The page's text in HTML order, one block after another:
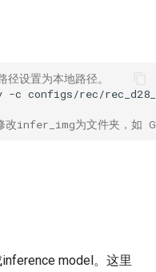
设置为本地路径。
-c configs/rec/
修改infer_img为文件夹
model。这里